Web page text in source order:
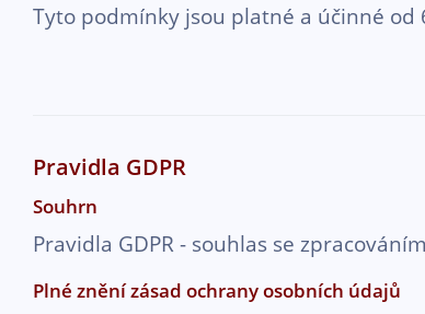
Tyto podmínky jsou platné a účinné od
Pravidla GDPR
Souhrn
Pravidla GDPR - souhlas se
Plné znění zásad ochrany osobních údajů